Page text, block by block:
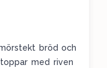
bröd och
med riven